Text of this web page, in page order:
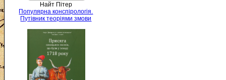
Найт Пітер
Популярна конспірологія.
Путівник теоріями змови